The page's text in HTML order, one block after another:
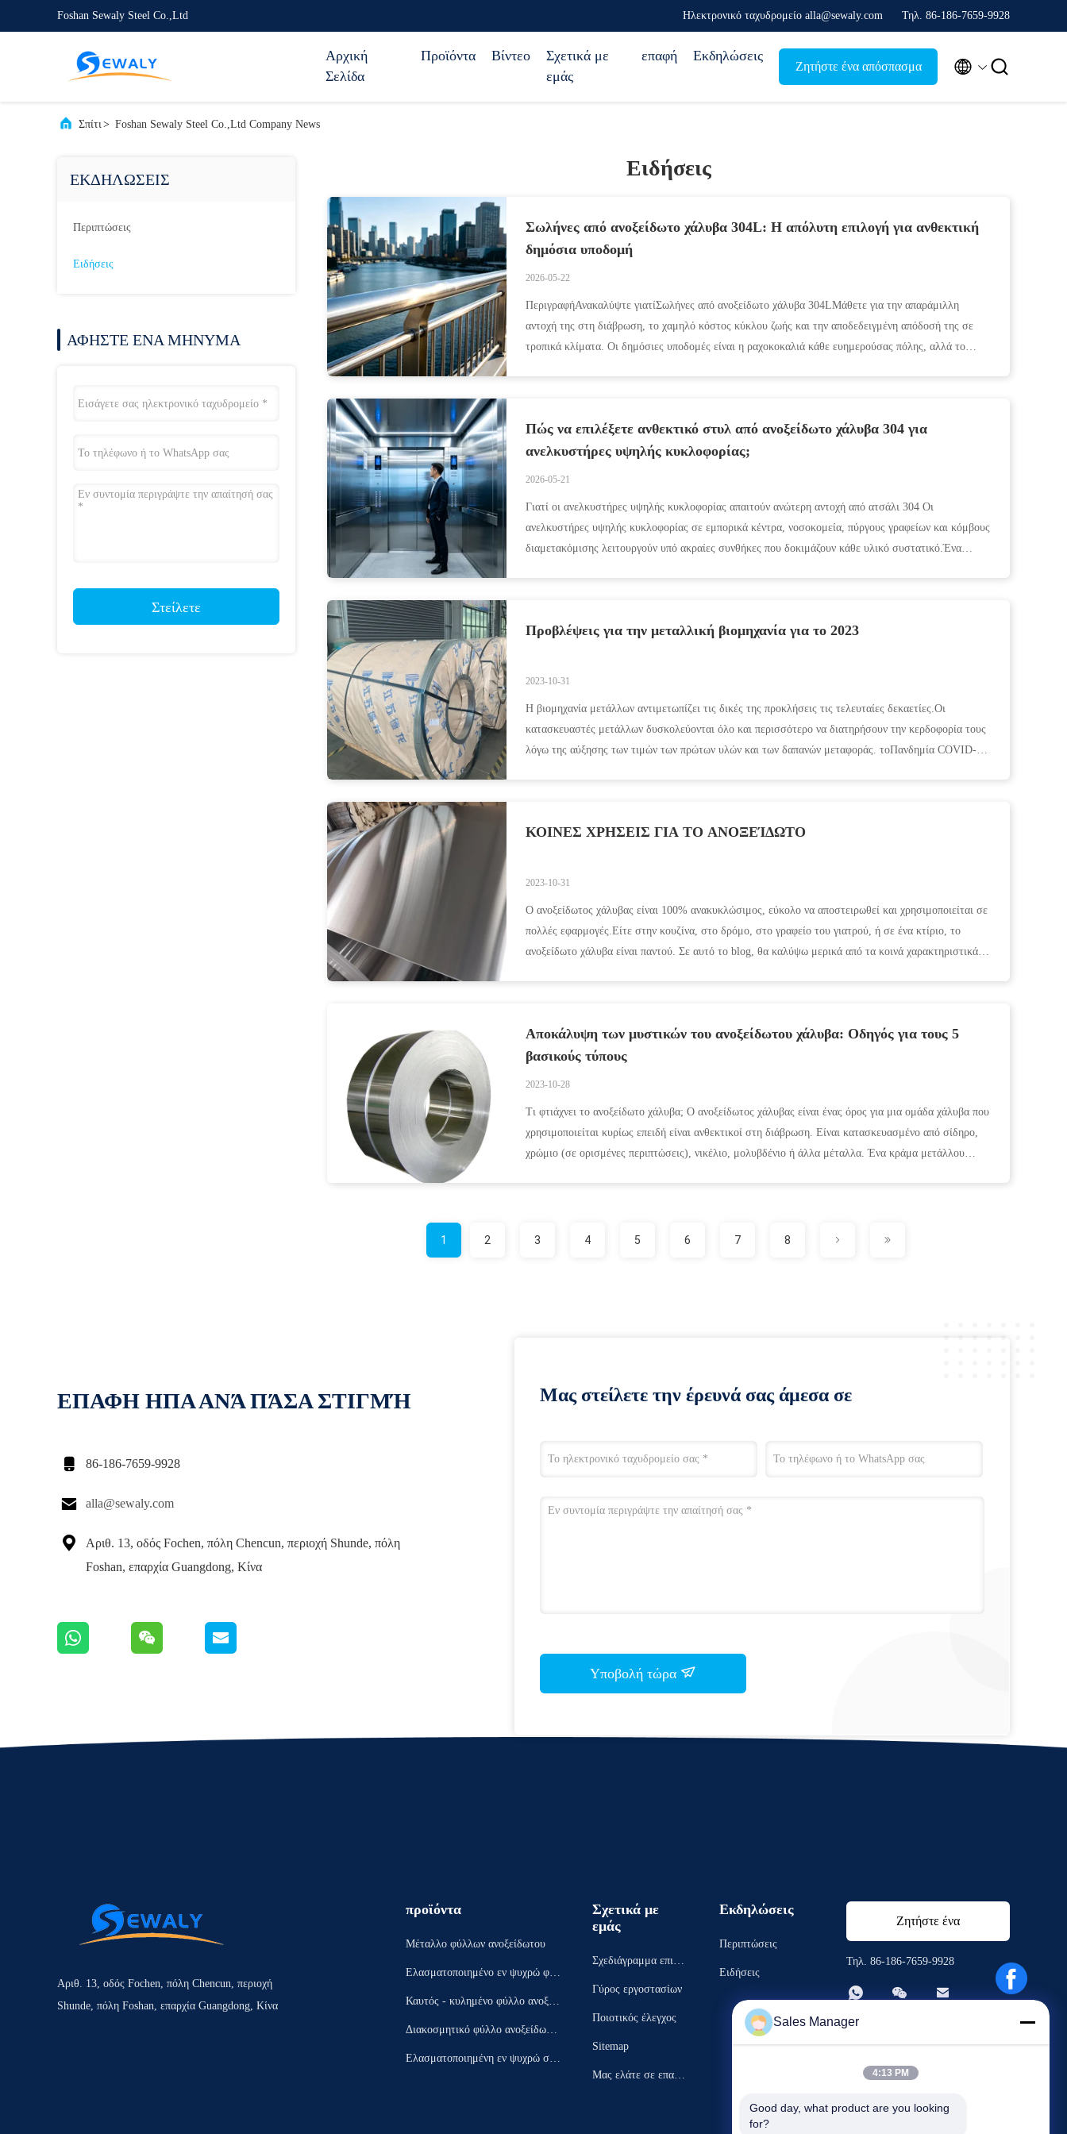
Foshan Sewaly Steel Co.,Ltd Ηλεκτρονικό ταχυδρομείο alla@sewaly.com Τηλ. 86-186-7659-9928
Αρχική
Σελίδα
Προϊόντα Βίντεο
Σχετικά με
εμάς
επαφή Εκδηλώσεις
Ζητήστε ένα απόσπασμα  
Σπίτι> Foshan Sewaly Steel Co.,Ltd Company News
ΕΚΔΗΛΏΣΕΙΣ
Περιπτώσεις
Ειδήσεις
ΑΦΗΣΤΕ ΈΝΑ ΜΗΝΥΜΑ
Στείλετε
Ειδήσεις
Σωλήνες από ανοξείδωτο χάλυβα 304L: Η απόλυτη επιλογή για ανθεκτική
δημόσια υποδομή
2026-05-22
ΠεριγραφήΑνακαλύψτε γιατίΣωλήνες από ανοξείδωτο χάλυβα 304LΜάθετε για την απαράμιλλη
αντοχή της στη διάβρωση, το χαμηλό κόστος κύκλου ζωής και την αποδεδειγμένη απόδοσή της σε
τροπικά κλίματα. Οι δημόσιες υποδομές είναι η ραχοκοκαλιά κάθε ευημερούσας πόλης, αλλά το
Πώς να επιλέξετε ανθεκτικό στυλ από ανοξείδωτο χάλυβα 304 για
ανελκυστήρες υψηλής κυκλοφορίας;
2026-05-21
Γιατί οι ανελκυστήρες υψηλής κυκλοφορίας απαιτούν ανώτερη αντοχή από ατσάλι 304 Οι
ανελκυστήρες υψηλής κυκλοφορίας σε εμπορικά κέντρα, νοσοκομεία, πύργους γραφείων και κόμβους
διαμετακόμισης λειτουργούν υπό ακραίες συνθήκες που δοκιμάζουν κάθε υλικό συστατικό.Ένα
Προβλέψεις για την μεταλλική βιομηχανία για το 2023
2023-10-31
Η βιομηχανία μετάλλων αντιμετωπίζει τις δικές της προκλήσεις τις τελευταίες δεκαετίες.Οι
κατασκευαστές μετάλλων δυσκολεύονται όλο και περισσότερο να διατηρήσουν την κερδοφορία τους
λόγω της αύξησης των τιμών των πρώτων υλών και των δαπανών μεταφοράς. τοΠανδημία COVID-
ΚΟΙΝΕΣ ΧΡΗΣΕΙΣ ΓΙΑ ΤΟ ΑΝΟΞΕΊΔΩΤΟ
2023-10-31
Ο ανοξείδωτος χάλυβας είναι 100% ανακυκλώσιμος, εύκολο να αποστειρωθεί και χρησιμοποιείται σε
πολλές εφαρμογές.Είτε στην κουζίνα, στο δρόμο, στο γραφείο του γιατρού, ή σε ένα κτίριο, το
ανοξείδωτο χάλυβα είναι παντού. Σε αυτό το blog, θα καλύψω μερικά από τα κοινά χαρακτηριστικά,
Αποκάλυψη των μυστικών του ανοξείδωτου χάλυβα: Οδηγός για τους 5
βασικούς τύπους
2023-10-28
Τι φτιάχνει το ανοξείδωτο χάλυβα; Ο ανοξείδωτος χάλυβας είναι ένας όρος για μια ομάδα χάλυβα που
χρησιμοποιείται κυρίως επειδή είναι ανθεκτικοί στη διάβρωση. Είναι κατασκευασμένο από σίδηρο,
χρώμιο (σε ορισμένες περιπτώσεις), νικέλιο, μολυβδένιο ή άλλα μέταλλα. Ένα κράμα μετάλλου
1 2 3 4 5 6 7 8
ΕΠΑΦΗ ΗΠΑ ΑΝΆ ΠΆΣΑ ΣΤΙΓΜΉ
 86-186-7659-9928
 alla@sewaly.com

Αριθ. 13, οδός Fochen, πόλη Chencun, περιοχή Shunde, πόλη
Foshan, επαρχία Guangdong, Κίνα
Μας στείλετε την έρευνά σας άμεσα σε
Υποβολή τώρα
Αριθ. 13, οδός Fochen, πόλη Chencun, περιοχή
Shunde, πόλη Foshan, επαρχία Guangdong, Κίνα
προϊόντα
Μέταλλο φύλλων ανοξείδωτου
Ελασματοποιημένο εν ψυχρώ φύλ
Καυτός - κυλημένο φύλλο ανοξεί
Διακοσμητικό φύλλο ανοξείδωτο
Ελασματοποιημένη εν ψυχρώ σπε
Σχετικά με
εμάς
Σχεδιάγραμμα επιχεί
Γύρος εργοστασίων
Ποιοτικός έλεγχος
Sitemap
Μας ελάτε σε επαφή
Εκδηλώσεις
Περιπτώσεις
Ειδήσεις
Ζητήστε ένα
απόσπασμα
Τηλ. 86-186-7659-9928
  
Sales Manager
4:13 PM
Good day, what product are you looking
for?